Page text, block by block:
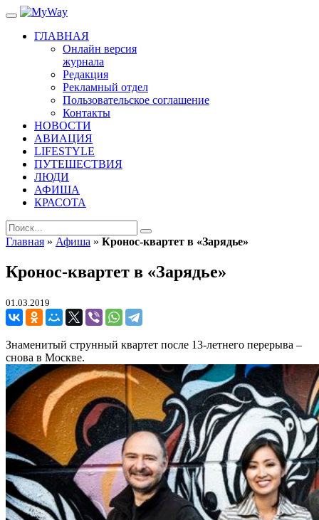
ГЛАВНАЯ
Онлайн версия
журнала
Редакция
Рекламный отдел
Пользовательское соглашение
Контакты
НОВОСТИ
АВИАЦИЯ
LIFESTYLE
ПУТЕШЕСТВИЯ
ЛЮДИ
АФИША
КРАСОТА
Главная » Афиша » Кронос-квартет в «Зарядье»
Кронос-квартет в «Зарядье»
01.03.2019
Знаменитый струнный квартет после 13-летнего перерыва –
снова в Москве.